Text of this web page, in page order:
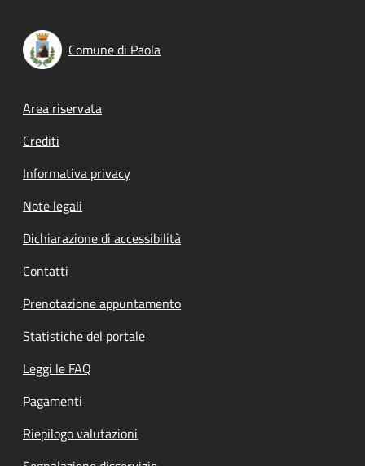
Comune di Paola
Footer menu
Area riservata
Crediti
Informativa privacy
Note legali
Dichiarazione di accessibilità
Contatti
Prenotazione appuntamento
Statistiche del portale
Leggi le FAQ
Pagamenti
Riepilogo valutazioni